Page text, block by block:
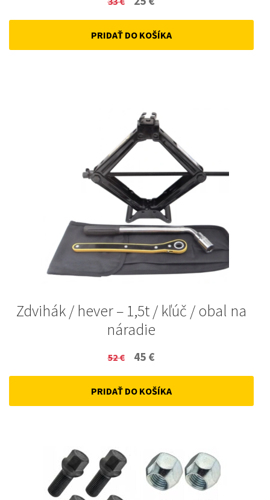
price
was:
price
is:
PRIDAŤ DO KOŠÍKA
Zdvihák / hever – 1,5t / kľúč / obal na
náradie
52€
Original
price
was:
45 €
price
is:
PRIDAŤ DO KOŠÍKA